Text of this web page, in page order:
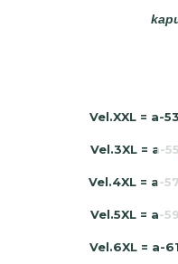
Vel.XXL = a-
Vel.3XL = a-
Vel.4XL = a-
Vel.5XL = a-
Vel.6XL = a-